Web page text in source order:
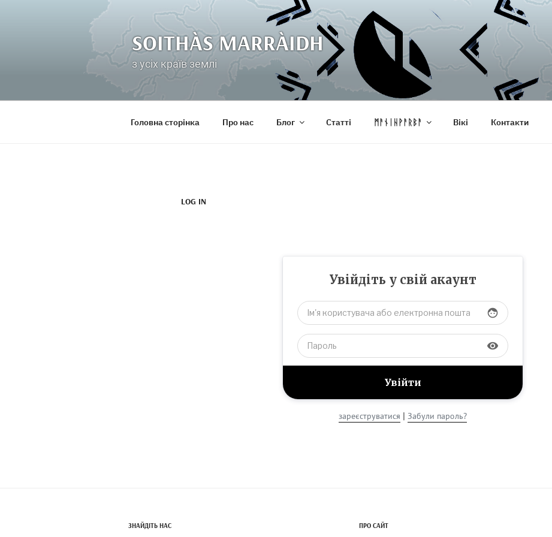
SOITHÀS MARRÀIDH
з усіх країв землі
Головна сторінка Про нас Блог Статті ᛗᚨᚾᛁᚺᚹᚨᚱᛒᚨ Вікі Контакти
LOG IN
Увійдіть у свій акаунт
face
visibility
зареєструватися | Забули пароль?
ЗНАЙДІТЬ НАС ПРО САЙТ